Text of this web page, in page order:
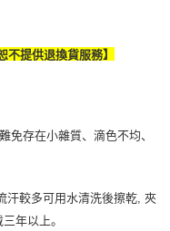
不提供退換貨服務】
免存在小雜質、滴色不均、
汗較多可用水清洗後擦乾, 夾
年以上。